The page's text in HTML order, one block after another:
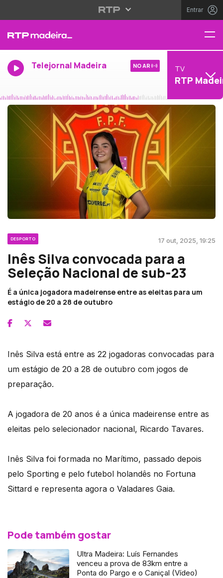
Entrar
Telejornal Madeira NO AR TV
RTP
DESPORTO 17 out, 2025, 19:25
Inês Silva convocada para a
Seleção Nacional de sub-23
É a única jogadora madeirense entre as eleitas para um
estágio de 20 a 28 de outubro
Inês Silva está entre as 22 jogadoras convocadas para
um estágio de 20 a 28 de outubro com jogos de
preparação.
A jogadora de 20 anos é a única madeirense entre as
eleitas pelo selecionador nacional, Ricardo Tavares.
Inês Silva foi formada no Marítimo, passado depois
pelo Sporting e pelo futebol holandês no Fortuna
Sittard e representa agora o Valadares Gaia.
Pode também gostar
Ultra Madeira: Luís Fernandes
venceu a prova de 83km entre a
Ponta do Pargo e o Caniçal (Vídeo)